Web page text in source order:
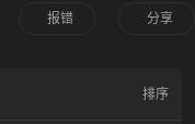
报错 分享
排序